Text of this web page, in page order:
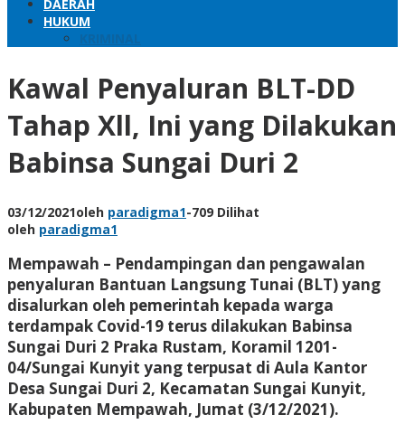
DAERAH
HUKUM
KRIMINAL
Kawal Penyaluran BLT-DD
Tahap Xll, Ini yang Dilakukan
Babinsa Sungai Duri 2
03/12/2021oleh paradigma1-709 Dilihat
oleh paradigma1
Mempawah – Pendampingan dan pengawalan
penyaluran Bantuan Langsung Tunai (BLT) yang
disalurkan oleh pemerintah kepada warga
terdampak Covid-19 terus dilakukan Babinsa
Sungai Duri 2 Praka Rustam, Koramil 1201-
04/Sungai Kunyit yang terpusat di Aula Kantor
Desa Sungai Duri 2, Kecamatan Sungai Kunyit,
Kabupaten Mempawah, Jumat (3/12/2021).